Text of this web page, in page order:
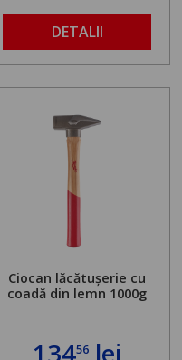
DETALII
Ciocan lăcătușerie cu
coadă din lemn 1000g
13456 lei